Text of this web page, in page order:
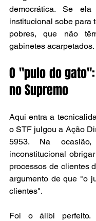
democrática. Se
institucional sobe para
pobres, que não
gabinetes acarpetados.
O "pulo do
no Supremo
Aqui entra a
o STF julgou a Ação
5953. Na
inconstitucional
processos de clientes
argumento de que "o
clientes".
Foi o álibi perfeito.